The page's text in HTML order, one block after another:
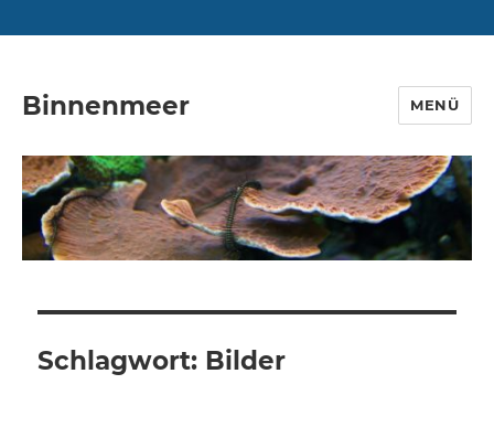
Binnenmeer MENÜ
Schlagwort: Bilder